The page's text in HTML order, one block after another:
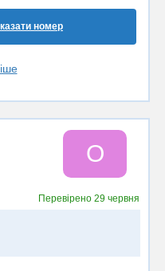
номер
O
Перевірено29 червня